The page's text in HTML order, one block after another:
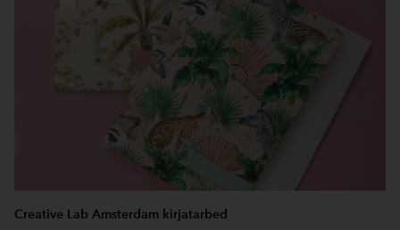
Creative Lab Amsterdam kirjatarbed